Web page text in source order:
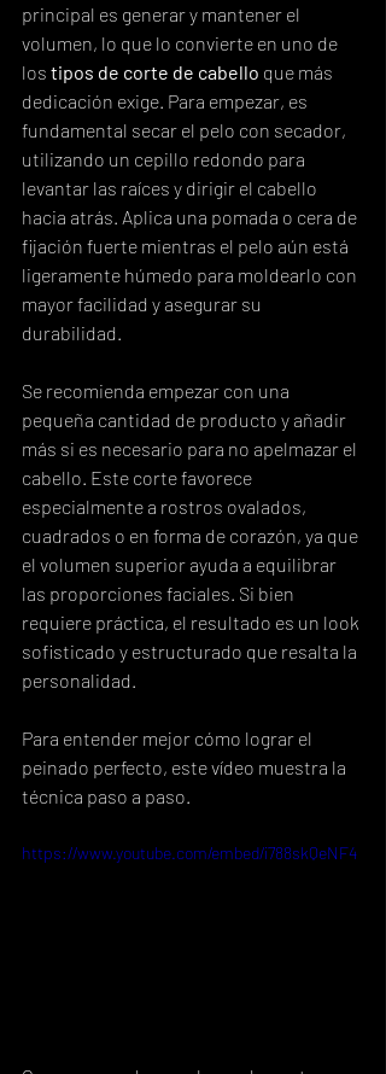
principal es generar y mantener el
volumen, lo que lo convierte en uno de
los tipos de corte de cabello que más
dedicación exige. Para empezar, es
fundamental secar el pelo con secador,
utilizando un cepillo redondo para
levantar las raíces y dirigir el cabello
hacia atrás. Aplica una pomada o cera de
fijación fuerte mientras el pelo aún está
ligeramente húmedo para moldearlo con
mayor facilidad y asegurar su
durabilidad.
Se recomienda empezar con una
pequeña cantidad de producto y añadir
más si es necesario para no apelmazar el
cabello. Este corte favorece
especialmente a rostros ovalados,
cuadrados o en forma de corazón, ya que
el volumen superior ayuda a equilibrar
las proporciones faciales. Si bien
requiere práctica, el resultado es un look
sofisticado y estructurado que resalta la
personalidad.
Para entender mejor cómo lograr el
peinado perfecto, este vídeo muestra la
técnica paso a paso.
https://www.youtube.com/embed/i788skQeNF4